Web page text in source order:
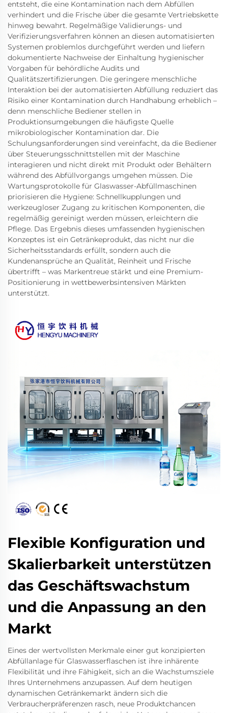
entsteht, die eine Kontamination nach dem Abfüllen
verhindert und die Frische über die gesamte Vertriebskette
hinweg bewahrt. Regelmäßige Validierungs- und
Verifizierungsverfahren können an diesen automatisierten
Systemen problemlos durchgeführt werden und liefern
dokumentierte Nachweise der Einhaltung hygienischer
Vorgaben für behördliche Audits und
Qualitätszertifizierungen. Die geringere menschliche
Interaktion bei der automatisierten Abfüllung reduziert das
Risiko einer Kontamination durch Handhabung erheblich –
denn menschliche Bediener stellen in
Produktionsumgebungen die häufigste Quelle
mikrobiologischer Kontamination dar. Die
Schulungsanforderungen sind vereinfacht, da die Bediener
über Steuerungsschnittstellen mit der Maschine
interagieren und nicht direkt mit Produkt oder Behältern
während des Abfüllvorgangs umgehen müssen. Die
Wartungsprotokolle für Glaswasser-Abfüllmaschinen
priorisieren die Hygiene: Schnellkupplungen und
werkzeugloser Zugang zu kritischen Komponenten, die
regelmäßig gereinigt werden müssen, erleichtern die
Pflege. Das Ergebnis dieses umfassenden hygienischen
Konzeptes ist ein Getränkeprodukt, das nicht nur die
Sicherheitsstandards erfüllt, sondern auch die
Kundenansprüche an Qualität, Reinheit und Frische
übertrifft – was Markentreue stärkt und eine Premium-
Positionierung in wettbewerbsintensiven Märkten
unterstützt.
Flexible Konfiguration und
Skalierbarkeit unterstützen
das Geschäftswachstum
und die Anpassung an den
Markt
Eines der wertvollsten Merkmale einer gut konzipierten
Abfüllanlage für Glaswasserflaschen ist ihre inhärente
Flexibilität und ihre Fähigkeit, sich an die Wachstumsziele
Ihres Unternehmens anzupassen. Auf dem heutigen
dynamischen Getränkemarkt ändern sich die
Verbraucherpräferenzen rasch, neue Produktchancen